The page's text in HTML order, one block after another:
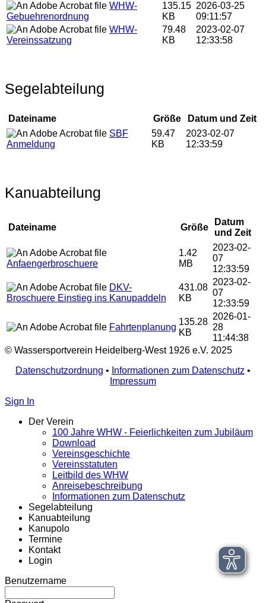
WHW-
Gebuehrenordnung
135.15
KB
2026-03-25
09:11:57
WHW-
Vereinssatzung
79.48
KB
2023-02-07
12:33:58
Segelabteilung
Dateiname Größe
Datum und Zeit
SBF
Anmeldung
59.47
KB
2023-02-07
12:33:59
Kanuabteilung
Dateiname Größe
Datum
und Zeit
Anfaengerbroschuere
1.42
MB
2023-02-
07
12:33:59
DKV-
Broschuere Einstieg ins Kanupaddeln
431.08
KB
2023-02-
07
12:33:59
Fahrtenplanung
135.28
KB
2026-01-
28
11:44:38
© Wassersportverein Heidelberg-West 1926 e.V. 2025
Datenschutzordnung • Informationen zum Datenschutz •
Impressum
Sign In
Der Verein
100 Jahre WHW - Feierlichkeiten zum Jubiläum
Download
Vereinsgeschichte
Vereinsstatuten
Leitbild des WHW
Anreisebeschreibung
Informationen zum Datenschutz
Segelabteilung
Kanuabteilung
Kanupolo
Termine
Kontakt
Login
Benutzername